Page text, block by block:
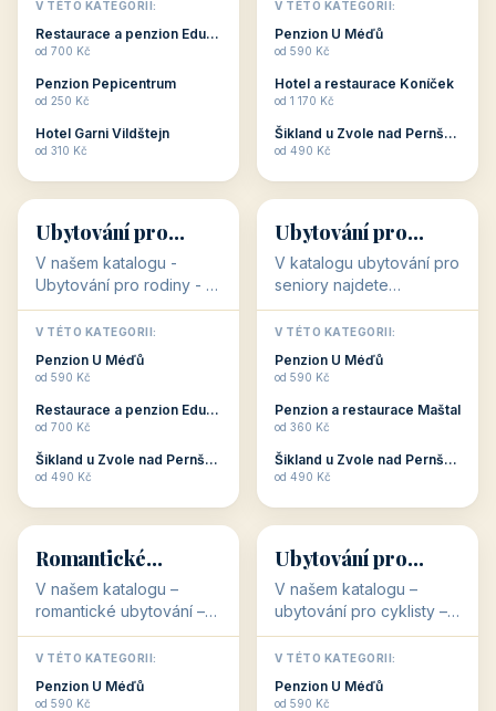
dovolenou přímo
souvisejí. Aktivní
odpočinek jso...
V TÉTO KATEGORII:
Restaurace a penzion Eduard
od 700 Kč
Penzion Pepicentrum
od 250 Kč
Hotel Garni Vildštejn
od 310 Kč
cenově dostupné
ubytování v ČR. Budete
c...
V TÉTO KATEGORII:
Penzion U Méďů
od 590 Kč
Hotel a restaurace Koníček
od 1 170 Kč
Šikland u Zvole nad Pernštejnem
od 490 Kč
👨‍👩‍👧‍👦
👨‍👩‍👧‍👦
34 objektů
Ubytování pro
rodiny
V našem katalogu -
Ubytování pro rodiny -
jsou pro Vás připraveny
objekty, které svojí
polohou či vybaveností,
nabízí klidné ubytování
V TÉTO KATEGORII:
Penzion U Méďů
od 590 Kč
Restaurace a penzion Eduard
od 700 Kč
Šikland u Zvole nad Pernštejnem
od 490 Kč
🧓
🧓
33 objektů
Ubytování pro
seniory
V katalogu ubytování pro
seniory najdete
penziony a hotely, které
jsou přizpůsobeny pro
ubytování klientů vyššího
věku. Některé z nich
V TÉTO KATEGORII:
Penzion U Méďů
od 590 Kč
Penzion a restaurace Maštal
od 360 Kč
Šikland u Zvole nad Pernštejnem
od 490 Kč
💕
💕
Romantické
ubytování
V našem katalogu –
romantické ubytování –
jsou pro Vás připraveny
objekty, které svojí
stavbou, polohou anebo
zaměřením nabízí
V TÉTO KATEGORII:
Penzion U Méďů
od 590 Kč
🚴
🚴
32 objektů
Ubytování pro
cyklisty
V našem katalogu –
ubytování pro cyklisty –
jsou pro Vás připraveny
objekty, které jsou na
milovníky cykloturistiky
připraveny. Většinou mají
V TÉTO KATEGORII:
Penzion U Méďů
od 590 Kč